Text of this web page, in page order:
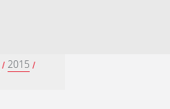
/ 2015 /